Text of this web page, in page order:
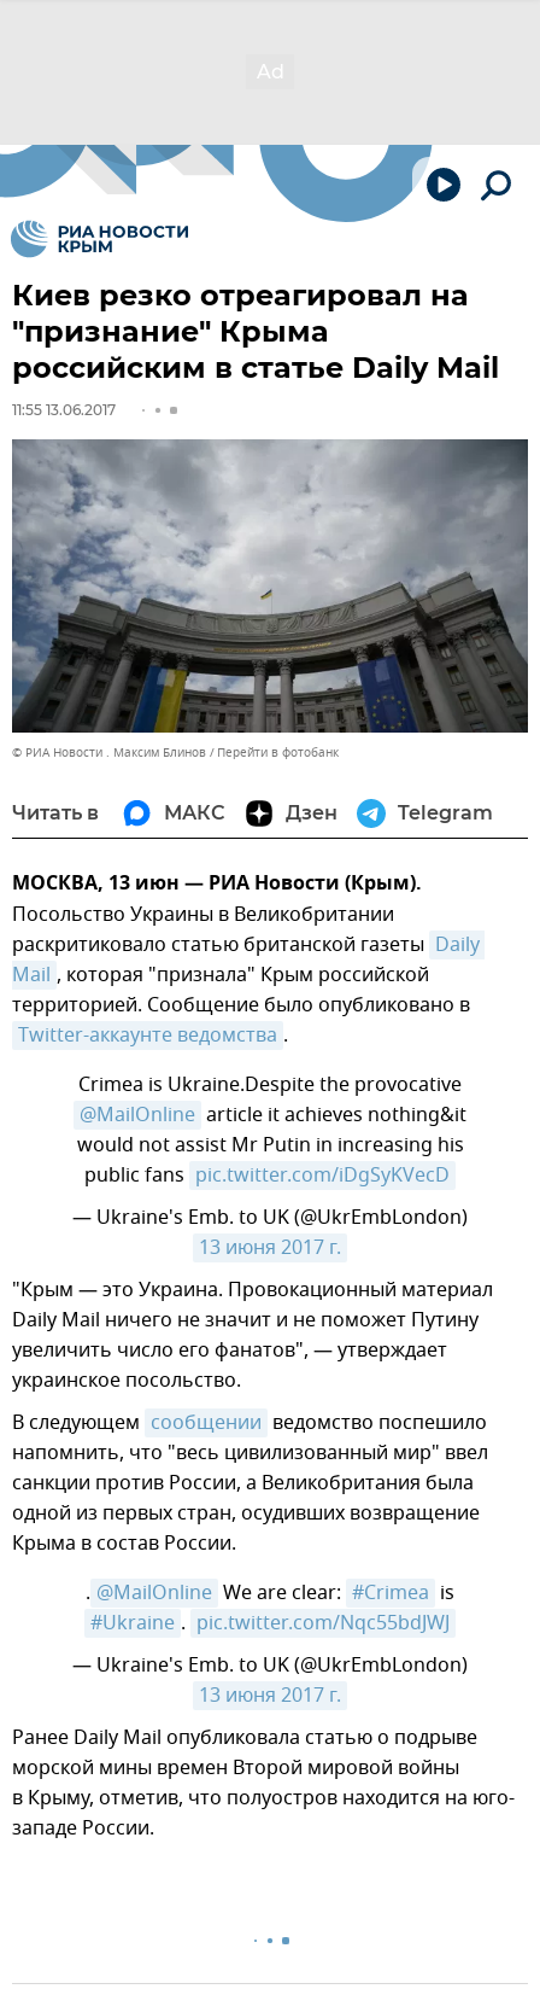
Киев резко отреагировал на
"признание" Крыма
российским в статье Daily Mail
11:55 13.06.2017
© РИА Новости . Максим Блинов Перейти в фотобанк
Читать в МАКС Дзен Telegram
МОСКВА, 13 июн — РИА Новости (Крым).
Посольство Украины в Великобритании
раскритиковало статью британской газеты Daily
Mail , которая "признала" Крым российской
территорией. Сообщение было опубликовано в
Twitter-аккаунте ведомства .
Crimea is Ukraine.Despite the provocative
@MailOnline article it achieves nothing&it
would not assist Mr Putin in increasing his
public fans pic.twitter.com/iDgSyKVecD
— Ukraine's Emb. to UK (@UkrEmbLondon)
13 июня 2017 г.
​​"Крым — это Украина. Провокационный материал
Daily Mail ничего не значит и не поможет Путину
увеличить число его фанатов", — утверждает
украинское посольство.
В следующем сообщении ведомство поспешило
напомнить, что "весь цивилизованный мир" ввел
санкции против России, а Великобритания была
одной из первых стран, осудивших возвращение
Крыма в состав России.
. @MailOnline We are clear: #Crimea is
#Ukraine . pic.twitter.com/Nqc55bdJWJ
— Ukraine's Emb. to UK (@UkrEmbLondon)
13 июня 2017 г.
​Ранее Daily Mail опубликовала статью о подрыве
морской мины времен Второй мировой войны
в Крыму, отметив, что полуостров находится на юго-
западе России.